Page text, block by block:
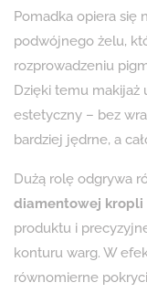
Pomadka opiera się
podwójnego żelu,
rozprowadzeniu
Dzięki temu makijaż
estetyczny – bez
bardziej jędrne, a
Dużą rolę odgrywa
diamentowej kropli
produktu i
konturu warg. W
równomierne